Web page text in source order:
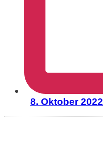
8. Oktober 2022